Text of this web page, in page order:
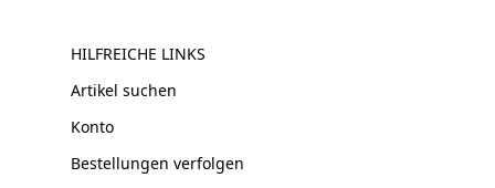
HILFREICHE LINKS
Artikel suchen
Konto
Bestellungen verfolgen